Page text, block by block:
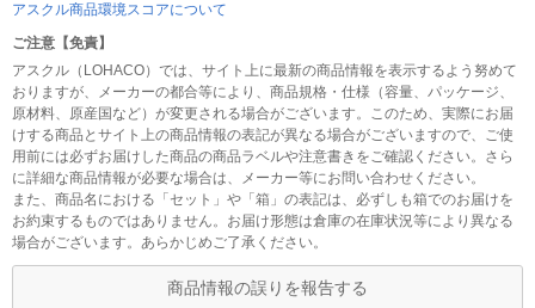
アスクル商品環境スコアについて
ご注意【免責】
アスクル（LOHACO）では、サイト上に最新の商品情報を表示するよう努めて
おりますが、メーカーの都合等により、商品規格・仕様（容量、パッケージ、
原材料、原産国など）が変更される場合がございます。このため、実際にお届
けする商品とサイト上の商品情報の表記が異なる場合がございますので、ご使
用前には必ずお届けした商品の商品ラベルや注意書きをご確認ください。さら
に詳細な商品情報が必要な場合は、メーカー等にお問い合わせください。
また、商品名における「セット」や「箱」の表記は、必ずしも箱でのお届けを
お約束するものではありません。お届け形態は倉庫の在庫状況等により異なる
場合がございます。あらかじめご了承ください。
商品情報の誤りを報告する